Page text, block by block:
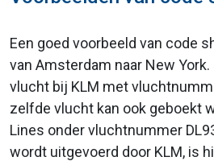
Een goed voorbeeld van code
van Amsterdam naar New
vlucht bij KLM met
zelfde vlucht kan ook geboekt
Lines onder vluchtnummer
wordt uitgevoerd door KLM, is